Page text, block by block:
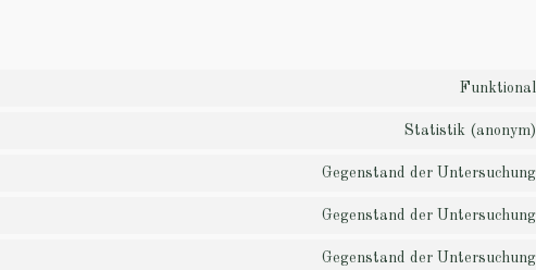
Funktional
Statistik (anonym)
Gegenstand der Untersuchung
Gegenstand der Untersuchung
Gegenstand der Untersuchung